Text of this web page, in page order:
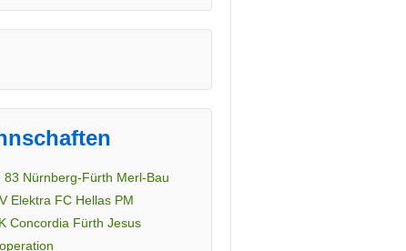
83 Nürnberg-Fürth Merl-Bau
Elektra FC Hellas PM
Concordia Fürth Jesus